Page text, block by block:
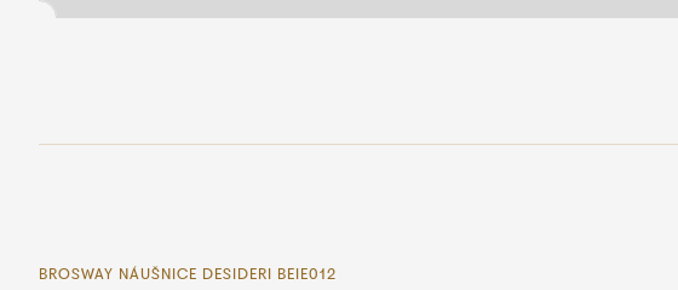
BROSWAY NÁUŠNICE DESIDERI BEIE012